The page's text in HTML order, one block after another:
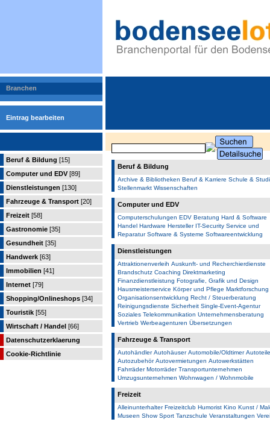
Branchen
Eintrag bearbeiten
Beruf & Bildung [15]
Computer und EDV [89]
Dienstleistungen [130]
Fahrzeuge & Transport [20]
Freizeit [58]
Gastronomie [35]
Gesundheit [35]
Handwerk [63]
Immobilien [41]
Internet [79]
Shopping/Onlineshops [34]
Touristik [55]
Wirtschaft / Handel [66]
Datenschutzerklaerung
Cookie-Richtlinie
Beruf & Bildung
Archive & Bibliotheken Beruf & Karriere Schule &
Stellenmarkt Wissenschaften
Computer und EDV
Computerschulungen EDV Beratung Hard & Software
Handel Hardware Hersteller IT-Security Service und
Reparatur Software & Systeme Softwareentwicklung
Dienstleistungen
Attraktionenverleih Auskunft- und Recherchierdienste
Brandschutz Coaching Direktmarketing
Finanzdienstleistung Fotografie, Grafik und Design
Hausmeisterservice Körper und Pflege Marktforschung
Organisationsentwicklung Recht / Steuerberatung
Reinigungsdienste Sicherheit Single-Event-Agentur
Soziales Telekommunikation Unternehmensberatung
Vertrieb Werbeagenturen Übersetzungen
Fahrzeuge & Transport
Autohändler Autohäuser Automobile/Oldtimer
Autozubehör Autovermietungen Autowerkstätten
Fahrräder Motorräder Transportunternehmen
Umzugsunternehmen Wohnwagen / Wohnmobile
Freizeit
Alleinunterhalter Freizeitclub Humorist Kino Kunst /
Museen Show Sport Tanzschule Veranstaltungen